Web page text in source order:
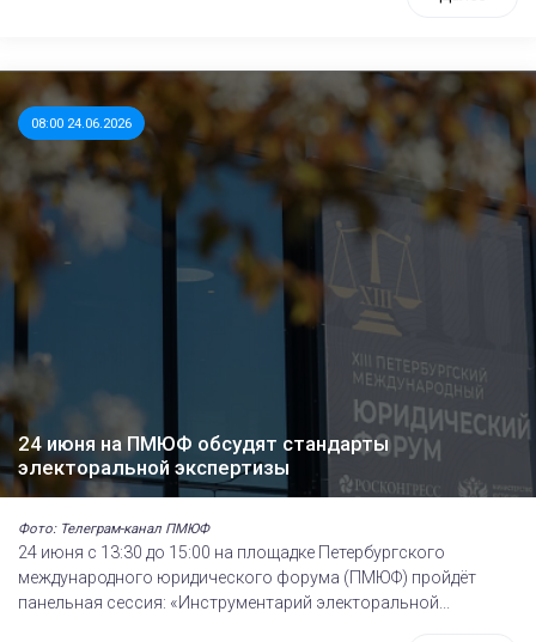
08:00 24.06.2026
24 июня на ПМЮФ обсудят стандарты
электоральной экспертизы
Фото: Телеграм-канал ПМЮФ
24 июня с 13:30 до 15:00 на площадке Петербургского
международного юридического форума (ПМЮФ) пройдёт
панельная сессия: «Инструментарий электоральной...